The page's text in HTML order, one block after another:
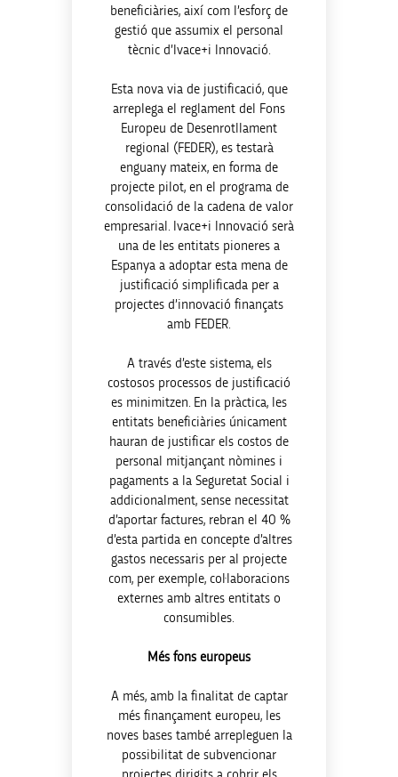
beneficiàries, així com l’esforç de
gestió que assumix el personal
tècnic d’Ivace+i Innovació.
Esta nova via de justificació, que
arreplega el reglament del Fons
Europeu de Desenrotllament
regional (FEDER), es testarà
enguany mateix, en forma de
projecte pilot, en el programa de
consolidació de la cadena de valor
empresarial. Ivace+i Innovació serà
una de les entitats pioneres a
Espanya a adoptar esta mena de
justificació simplificada per a
projectes d’innovació finançats
amb FEDER.
A través d’este sistema, els
costosos processos de justificació
es minimitzen. En la pràctica, les
entitats beneficiàries únicament
hauran de justificar els costos de
personal mitjançant nòmines i
pagaments a la Seguretat Social i
addicionalment, sense necessitat
d’aportar factures, rebran el 40 %
d’esta partida en concepte d’altres
gastos necessaris per al projecte
com, per exemple, col·laboracions
externes amb altres entitats o
consumibles.
Més fons europeus
A més, amb la finalitat de captar
més finançament europeu, les
noves bases també arrepleguen la
possibilitat de subvencionar